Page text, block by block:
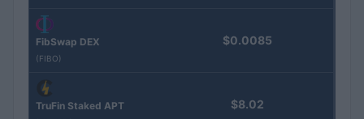
FibSwap DEX
(FIBO)
$0.0085
TruFin Staked APT $8.02